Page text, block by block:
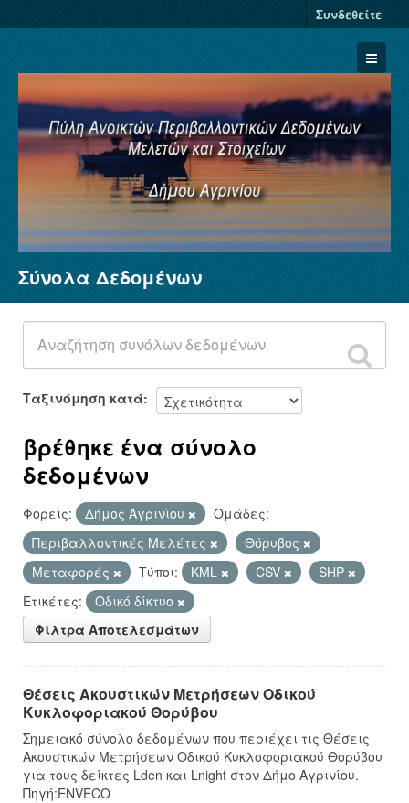
Συνδεθείτε
Σύνολα Δεδομένων
Φορείς
Ομάδες
Σχετικά
Σύνολα Δεδομένων
Ταξινόμηση κατά
βρέθηκε ένα σύνολο
δεδομένων
Φορείς: Δήμος Αγρινίου
Ομάδες:
Περιβαλλοντικές Μελέτες
Θόρυβος
Μεταφορές
Τύποι: KML CSV
SHP
Ετικέτες:
Οδικό δίκτυο
Φίλτρα Αποτελεσμάτων
Θέσεις Ακουστικών Μετρήσεων Οδικού
Κυκλοφοριακού Θορύβου
Σημειακό σύνολο δεδομένων που περιέχει τις Θέσεις
Ακουστικών Μετρήσεων Οδικού Κυκλοφοριακού Θορύβου
για τους δείκτες Lden και Lnight στον Δήμο Αγρινίου.
Πηγή:ENVECO